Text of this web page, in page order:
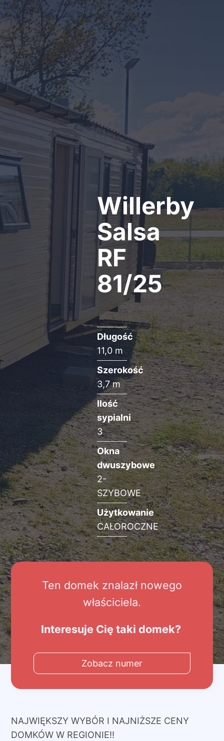
Kontakt
Ten domek znalazł nowego
właściciela.
Interesuje Cię taki domek?
Zobacz numer
Willerby
Salsa
RF
81/25
Długość
11,0 m
Szerokość
3,7 m
Ilość
sypialni
3
Okna
dwuszybowe
2-
SZYBOWE
Użytkowanie
CAŁOROCZNE
NAJWIĘKSZY WYBÓR I NAJNIŻSZE CENY
DOMKÓW W REGIONIE!!